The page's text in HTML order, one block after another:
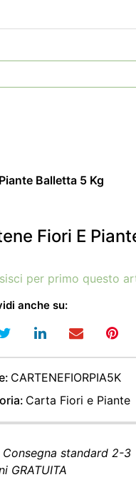
Balletta 5 Kg
Fiori E
per primo questo
anche su:
CARTENEFIORPIA5K
Carta Fiori e Piante
Consegna standard 2-3
GRATUITA